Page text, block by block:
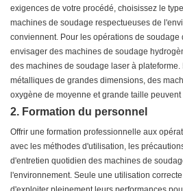
exigences de votre procédé, choisissez le
machines de soudage respectueuses de
conviennent. Pour les opérations de soudage
envisager des machines de soudage
des machines de soudage laser à
métalliques de grandes dimensions, des
oxygène de moyenne et grande taille
2. Formation du personnel
Offrir une formation professionnelle aux
avec les méthodes d'utilisation, les
d'entretien quotidien des machines de
l'environnement. Seule une utilisation